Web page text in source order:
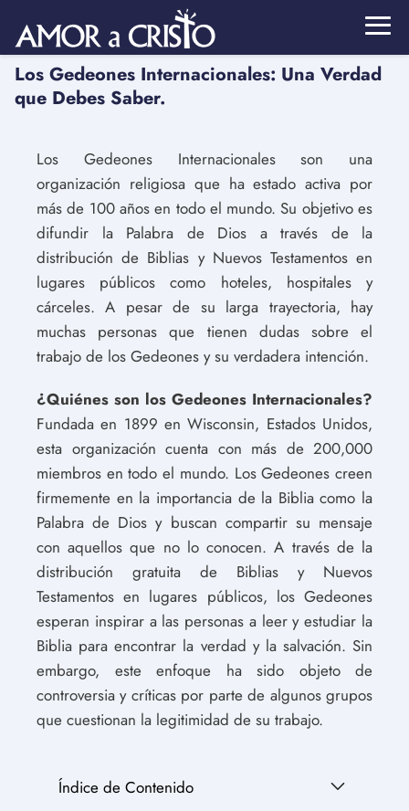
Los Gedeones Internacionales: Una Verdad
que Debes Saber.
Los Gedeones Internacionales son una
organización religiosa que ha estado activa por
más de 100 años en todo el mundo. Su objetivo es
difundir la Palabra de Dios a través de la
distribución de Biblias y Nuevos Testamentos en
lugares públicos como hoteles, hospitales y
cárceles. A pesar de su larga trayectoria, hay
muchas personas que tienen dudas sobre el
trabajo de los Gedeones y su verdadera intención.
¿Quiénes son los Gedeones Internacionales?
Fundada en 1899 en Wisconsin, Estados Unidos,
esta organización cuenta con más de 200,000
miembros en todo el mundo. Los Gedeones creen
firmemente en la importancia de la Biblia como la
Palabra de Dios y buscan compartir su mensaje
con aquellos que no lo conocen. A través de la
distribución gratuita de Biblias y Nuevos
Testamentos en lugares públicos, los Gedeones
esperan inspirar a las personas a leer y estudiar la
Biblia para encontrar la verdad y la salvación. Sin
embargo, este enfoque ha sido objeto de
controversia y críticas por parte de algunos grupos
que cuestionan la legitimidad de su trabajo.
Índice de Contenido